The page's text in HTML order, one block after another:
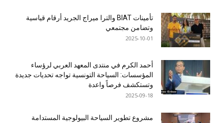
تأمينات BIAT والترا ميراج الجريد أرقام قياسية
وتضامن مجتمعي
2025-10-01
أحمد الكرم في منتدى المعهد العربي لرؤساء
المؤسسات: السياحة التونسية تواجه تحديات جديدة
وتستكشف فرصاً واعدة
2025-09-18
مشروع تطوير السياحة البيولوجية المستدامة